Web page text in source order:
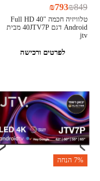
טלוויזיה חכמה "40 Full HD
Android דגם 40JTV7P מבית
jtv
₪849
₪793
לפרטים ורכישה
7% הנחה